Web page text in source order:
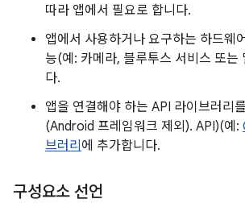
따라 앱에서 필요로 합니다.
앱에서 사용하거나 요구하는 하드웨
능(예: 카메라, 블루투스 서비스 또는
다.
앱을 연결해야 하는 API 라이브러리
(Android 프레임워크 제외). API)(예:
브러리 에 추가합니다.
구성요소 선언